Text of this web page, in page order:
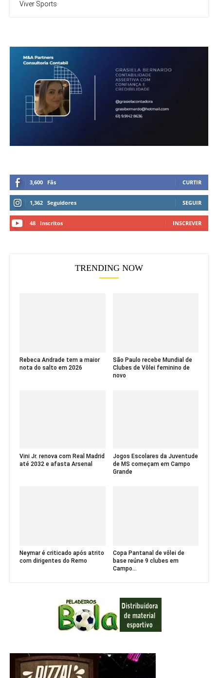
Viver Sports
3,600 Fãs CURTIR
1,362 Seguidores SEGUIR
48 Inscritos INSCREVER
TRENDING NOW
Rebeca Andrade tem a maior
nota do salto em 2026
São Paulo recebe Mundial de
Clubes de Vôlei feminino de
novo
Vini Jr. renova com Real Madrid
até 2032 e afasta Arsenal
Jogos Escolares da Juventude
de MS começam em Campo
Grande
Neymar é criticado após atrito
com dirigentes do Remo
Copa Pantanal de vôlei de
base reúne 9 clubes em
Campo...